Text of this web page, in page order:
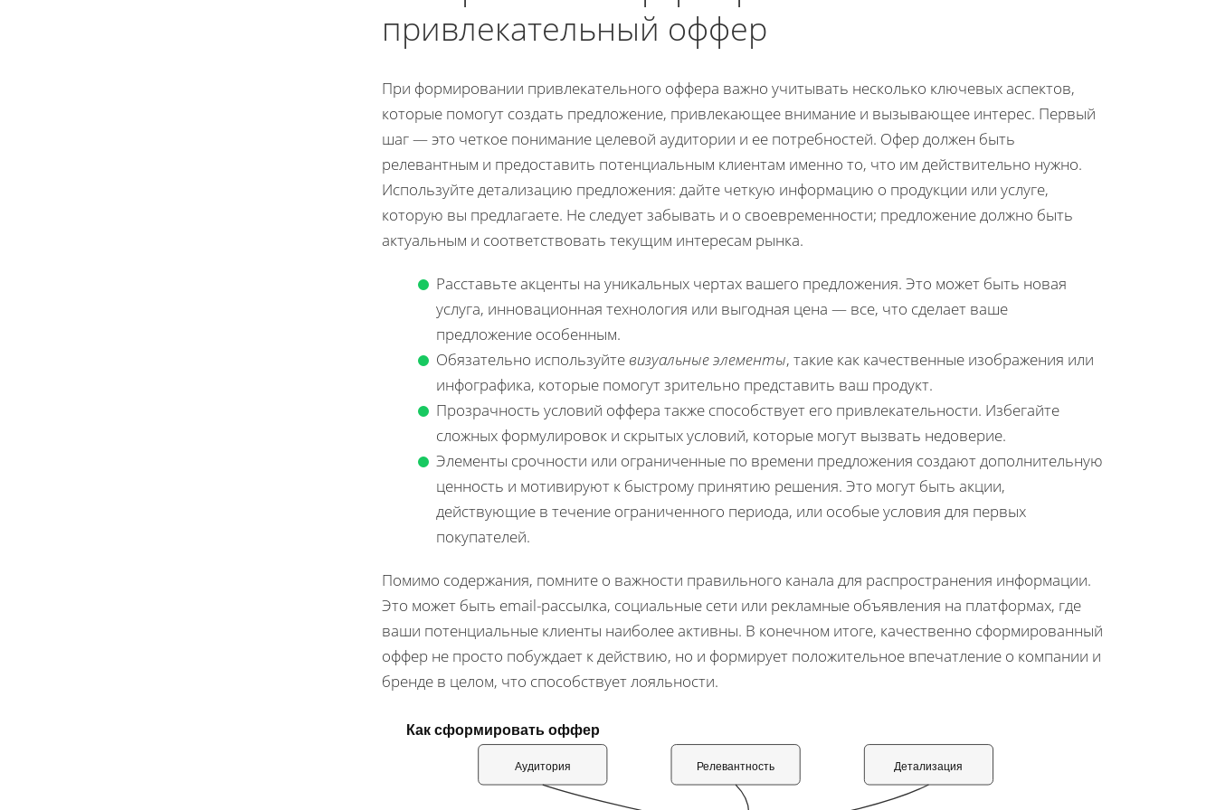
привлекательный оффер
При формировании привлекательного оффера важно учитывать несколько ключевых аспектов,
которые помогут создать предложение, привлекающее внимание и вызывающее интерес. Первый
шаг — это четкое понимание целевой аудитории и ее потребностей. Офер должен быть
релевантным и предоставить потенциальным клиентам именно то, что им действительно нужно.
Используйте детализацию предложения: дайте четкую информацию о продукции или услуге,
которую вы предлагаете. Не следует забывать и о своевременности; предложение должно быть
актуальным и соответствовать текущим интересам рынка.
Расставьте акценты на уникальных чертах вашего предложения. Это может быть новая
услуга, инновационная технология или выгодная цена — все, что сделает ваше
предложение особенным.
Обязательно используйте визуальные элементы, такие как качественные изображения или
инфографика, которые помогут зрительно представить ваш продукт.
Прозрачность условий оффера также способствует его привлекательности. Избегайте
сложных формулировок и скрытых условий, которые могут вызвать недоверие.
Элементы срочности или ограниченные по времени предложения создают дополнительную
ценность и мотивируют к быстрому принятию решения. Это могут быть акции,
действующие в течение ограниченного периода, или особые условия для первых
покупателей.
Помимо содержания, помните о важности правильного канала для распространения информации.
Это может быть email-рассылка, социальные сети или рекламные объявления на платформах, где
ваши потенциальные клиенты наиболее активны. В конечном итоге, качественно сформированный
оффер не просто побуждает к действию, но и формирует положительное впечатление о компании и
бренде в целом, что способствует лояльности.
Как сформировать оффер
Аудитория Релевантность Детализация